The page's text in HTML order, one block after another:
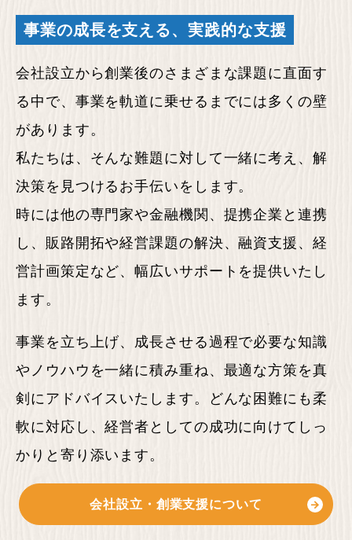
事業の成長を支える、 実践的な支援
会社設立から創業後のさまざまな課題に直面す
る中で、事業を軌道に乗せるまでには多くの壁
があります。
私たちは、そんな難題に対して一緒に考え、解
決策を見つけるお手伝いをします。
時には他の専門家や金融機関、提携企業と連携
し、販路開拓や経営課題の解決、融資支援、経
営計画策定など、幅広いサポートを提供いたし
ます。
事業を立ち上げ、成長させる過程で必要な知識
やノウハウを一緒に積み重ね、最適な方策を真
剣にアドバイスいたします。どんな困難にも柔
軟に対応し、経営者としての成功に向けてしっ
かりと寄り添います。
会社設立・創業支援について